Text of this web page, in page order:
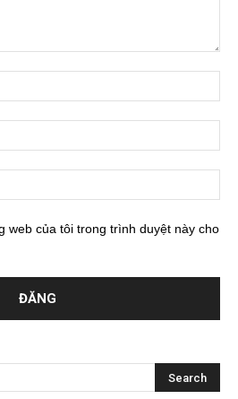
web của tôi trong trình duyệt này cho